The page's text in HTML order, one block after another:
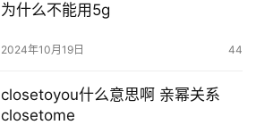
为什么不能用5g
2024年10月19日 44
closetoyou什么意思啊 亲幂关系
closetome